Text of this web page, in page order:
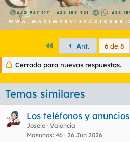
PrimeroAnt. 6 de 8
Cerrado para nuevas respuestas.
Temas similares
Los teléfonos y
Josele Valencia
Masunos 46 26 Jun 2026